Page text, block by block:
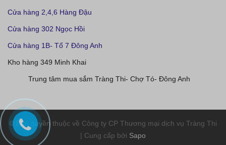
Cửa hàng 2,4,6 Hàng Đậu
Cửa hàng 302 Ngọc Hồi
Cửa hàng 1B- Tổ 7 Đông Anh
Kho hàng 349 Minh Khai
Trung tâm mua sắm Tràng Thi- Chợ Tó- Đông Anh
© Bản quyền thuộc về Công ty CP Thương mại dịch vụ Tràng Thi
| Cung cấp bởi Sapo